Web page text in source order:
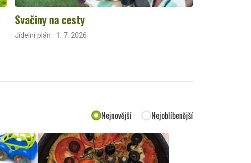
Svačiny na cesty
Jídelní plán · 1. 7. 2026
Nejnovější Nejoblíbenější